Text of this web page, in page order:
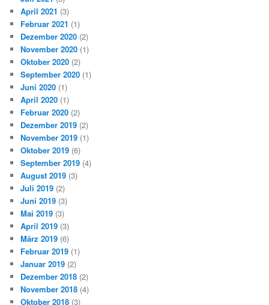
April 2021 (3)
Februar 2021 (1)
Dezember 2020 (2)
November 2020 (1)
Oktober 2020 (2)
September 2020 (1)
Juni 2020 (1)
April 2020 (1)
Februar 2020 (2)
Dezember 2019 (2)
November 2019 (1)
Oktober 2019 (6)
September 2019 (4)
August 2019 (3)
Juli 2019 (2)
Juni 2019 (3)
Mai 2019 (3)
April 2019 (3)
März 2019 (6)
Februar 2019 (1)
Januar 2019 (2)
Dezember 2018 (2)
November 2018 (4)
Oktober 2018 (3)